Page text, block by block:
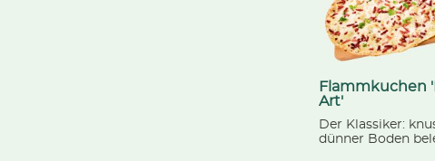
Flammkuchen
Art'
Der Klassiker:
dünner Boden